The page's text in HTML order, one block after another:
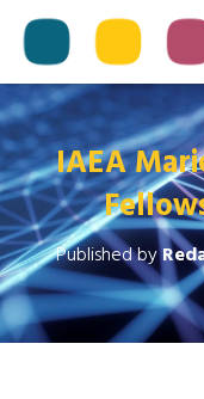
IAEA
Published by